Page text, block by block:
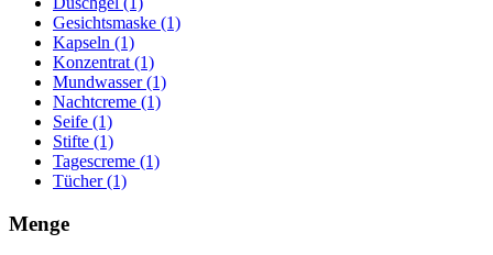
Gesichtsmaske (1)
Kapseln (1)
Konzentrat (1)
Mundwasser (1)
Nachtcreme (1)
Seife (1)
Stifte (1)
Tagescreme (1)
Tücher (1)
Menge